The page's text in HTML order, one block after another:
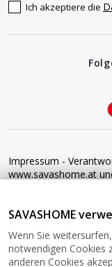
Ich akzeptiere die
Impressum -
www.savashome.at
senden Sie keine
diesem Link: https://
fuer-waren Gerne
SAVASHOME
Wenn Sie
notwendigen Cookies
anderen Cookies